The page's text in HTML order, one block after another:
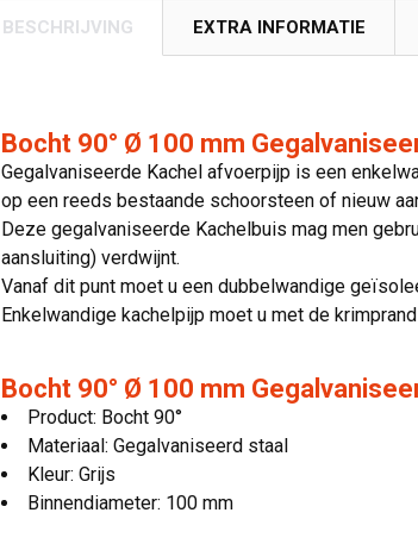
BESCHRIJVING EXTRA INFORMATIE
Bocht 90° Ø 100 mm
Gegalvaniseerde Kachel afvoerpijp is een
op een reeds bestaande schoorsteen of nieuw
Deze gegalvaniseerde Kachelbuis mag men
aansluiting) verdwijnt.
Vanaf dit punt moet u een dubbelwandige
Enkelwandige kachelpijp moet u met de
Bocht 90° Ø 100 mm
Product: Bocht 90°
Materiaal: Gegalvaniseerd staal
Kleur: Grijs
Binnendiameter: 100 mm